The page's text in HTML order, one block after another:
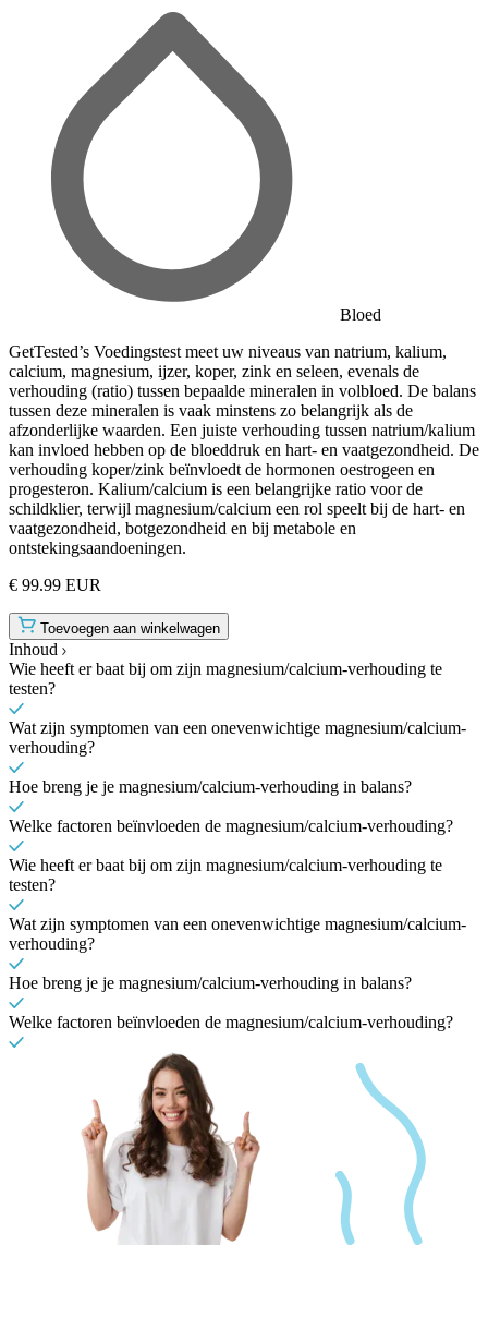
Bloed
GetTested’s Voedingstest meet uw niveaus van natrium, kalium,
calcium, magnesium, ijzer, koper, zink en seleen, evenals de
verhouding (ratio) tussen bepaalde mineralen in volbloed. De balans
tussen deze mineralen is vaak minstens zo belangrijk als de
afzonderlijke waarden. Een juiste verhouding tussen natrium/kalium
kan invloed hebben op de bloeddruk en hart- en vaatgezondheid. De
verhouding koper/zink beïnvloedt de hormonen oestrogeen en
progesteron. Kalium/calcium is een belangrijke ratio voor de
schildklier, terwijl magnesium/calcium een rol speelt bij de hart- en
vaatgezondheid, botgezondheid en bij metabole en
ontstekingsaandoeningen.
€ 99.99 EUR
Toevoegen aan winkelwagen
Inhoud
Wie heeft er baat bij om zijn magnesium/calcium-verhouding te
testen?
Wat zijn symptomen van een onevenwichtige magnesium/calcium-
verhouding?
Hoe breng je je magnesium/calcium-verhouding in balans?
Welke factoren beïnvloeden de magnesium/calcium-verhouding?
Wie heeft er baat bij om zijn magnesium/calcium-verhouding te
testen?
Wat zijn symptomen van een onevenwichtige magnesium/calcium-
verhouding?
Hoe breng je je magnesium/calcium-verhouding in balans?
Welke factoren beïnvloeden de magnesium/calcium-verhouding?